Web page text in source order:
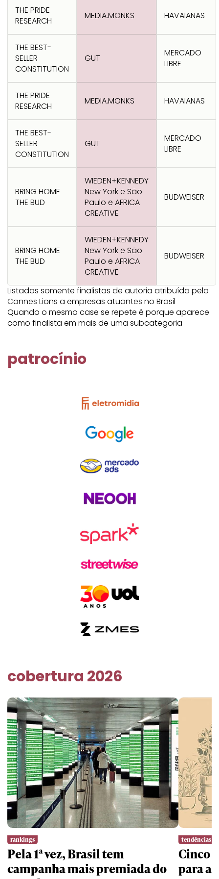
Creative
Creative Data
Creative
Creative
Strategy
Entertainment
for Sport
Film
Media
Creative Brand
Creative
Business
Transformation
Creative
Creative Data
Entertainment
Entertainment
Entertainment
for Sport
Innovation
Luxury
Titanium
THE PRIDE
RESEARCH
MEDIA.MONKS HAVAIANAS
THE BEST-
SELLER
CONSTITUTION
GUT
MERCADO
LIBRE
THE PRIDE
RESEARCH
MEDIA.MONKS HAVAIANAS
THE BEST-
SELLER
CONSTITUTION
GUT
MERCADO
LIBRE
BRING HOME
THE BUD
WIEDEN+KENNEDY
New York e São
Paulo e AFRICA
CREATIVE
BUDWEISER
BRING HOME
THE BUD
WIEDEN+KENNEDY
New York e São
Paulo e AFRICA
CREATIVE
BUDWEISER
Listados somente finalistas de autoria atribuída pelo
Cannes Lions a empresas atuantes no Brasil
Quando o mesmo case se repete é porque aparece
como finalista em mais de uma subcategoria
patrocínio
cobertura 2026
rankings
Pela 1ª vez, Brasil tem
campanha mais premiada do
tendências
Cinco
para a